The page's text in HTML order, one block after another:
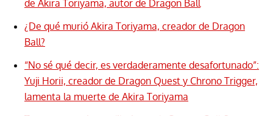
de Akira Toriyama, autor de Dragon Ball
¿De qué murió Akira Toriyama, creador de Dragon
Ball?
“No sé qué decir, es verdaderamente desafortunado”:
Yuji Horii, creador de Dragon Quest y Chrono Trigger,
lamenta la muerte de Akira Toriyama